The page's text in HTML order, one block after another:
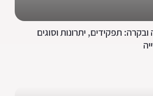
תפקידים, יתרונות וסוגים